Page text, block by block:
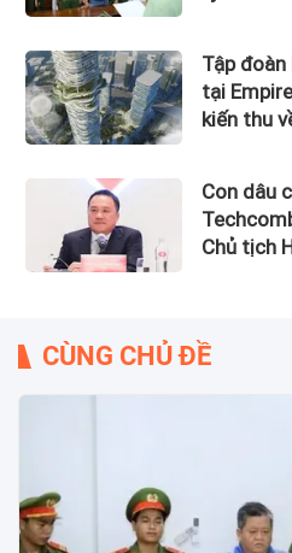
Tập
tại
kiến thu
Con dâu
Chủ tịch
CÙNG CHỦ ĐỀ